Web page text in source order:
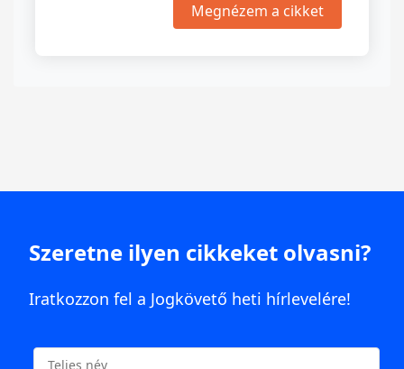
Megnézem a cikket
Szeretne ilyen cikkeket olvasni?
Iratkozzon fel a Jogkövető heti hírlevelére!